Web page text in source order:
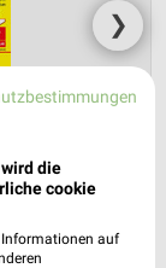
❯
die
cookie
auf